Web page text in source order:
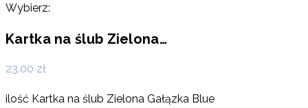
Wybierz:
Kartka na ślub Zielona…
23.00 zł
ilość Kartka na ślub Zielona Gałązka Blue